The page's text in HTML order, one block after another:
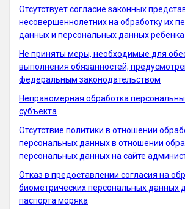
Отсутствует согласие законных
несовершеннолетних на обработку их
данных и персональных данных ребенка
Не приняты меры, необходимые для
выполнения обязанностей,
федеральным законодательством
Неправомерная обработка
субъекта
Отсутствие политики в отношении
персональных данных в отношении
персональных данных на сайте
Отказ в предоставлении согласия на
биометрических персональных данных
паспорта моряка